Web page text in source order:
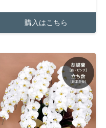
購入はこちら